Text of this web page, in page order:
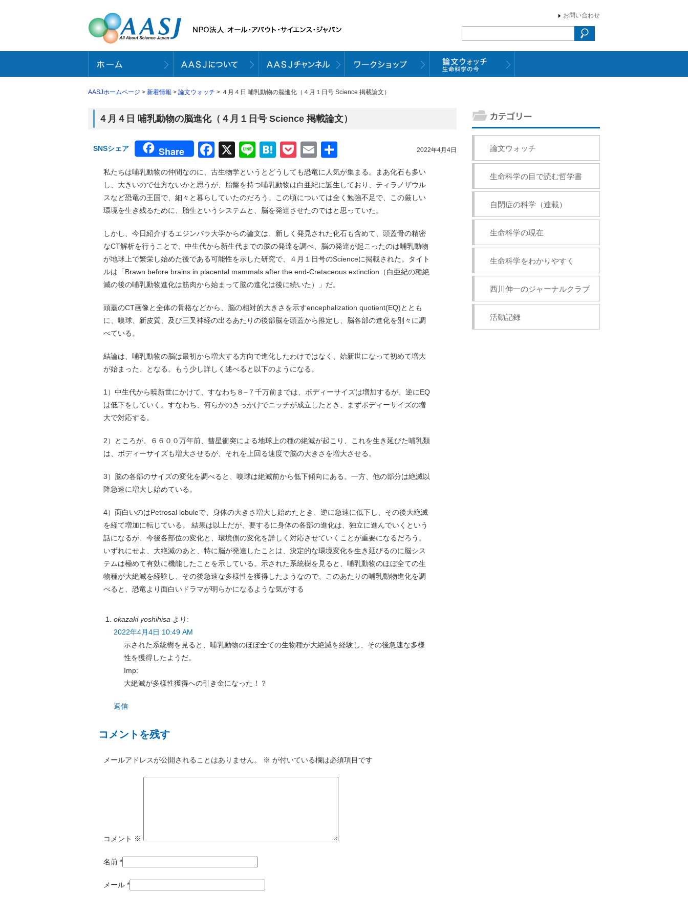
お問い合わせ
AASJホームページ > 新着情報 > 論文ウォッチ > ４月４日 哺乳動物の脳進化（４月１日号 Science 掲載論文）
４月４日 哺乳動物の脳進化（４月１日号 Science 掲載論文）
2022年4月4日
SNSシェア Share Facebook
X LineHatena
Pocket
Email
有
私たちは哺乳動物の仲間なのに、古生物学というとどうしても恐竜に人気が集まる。まあ化石も多い
し、大きいので仕方ないかと思うが、胎盤を持つ哺乳動物は白亜紀に誕生しており、ティラノザウル
スなど恐竜の王国で、細々と暮らしていたのだろう。この頃については全く勉強不足で、この厳しい
環境を生き残るために、胎生というシステムと、脳を発達させたのではと思っていた。
しかし、今日紹介するエジンバラ大学からの論文は、新しく発見された化石も含めて、頭蓋骨の精密
なCT解析を行うことで、中生代から新生代までの脳の発達を調べ、脳の発達が起こったのは哺乳動物
が地球上で繁栄し始めた後である可能性を示した研究で、４月１日号のScienceに掲載された。タイト
ルは「Brawn before brains in placental mammals after the end-Cretaceous extinction（白亜紀の種絶
滅の後の哺乳動物進化は筋肉から始まって脳の進化は後に続いた）」だ。
頭蓋のCT画像と全体の骨格などから、脳の相対的大きさを示すencephalization quotient(EQ)ととも
に、嗅球、新皮質、及び三叉神経の出るあたりの後部脳を頭蓋から推定し、脳各部の進化を別々に調
べている。
結論は、哺乳動物の脳は最初から増大する方向で進化したわけではなく、始新世になって初めて増大
が始まった、となる。もう少し詳しく述べると以下のようになる。
1）中生代から暁新世にかけて、すなわち８−７千万前までは、ボディーサイズは増加するが、逆にEQ
は低下をしていく。すなわち、何らかのきっかけでニッチが成立したとき、まずボディーサイズの増
大で対応する。
2）ところが、６６００万年前、彗星衝突による地球上の種の絶滅が起こり、これを生き延びた哺乳類
は、ボディーサイズも増大させるが、それを上回る速度で脳の大きさを増大させる。
3）脳の各部のサイズの変化を調べると、嗅球は絶滅前から低下傾向にある。一方、他の部分は絶滅以
降急速に増大し始めている。
4）面白いのはPetrosal lobuleで、身体の大きさ増大し始めたとき、逆に急速に低下し、その後大絶滅
を経て増加に転じている。 結果は以上だが、要するに身体の各部の進化は、独立に進んでいくという
話になるが、今後各部位の変化と、環境側の変化を詳しく対応させていくことが重要になるだろう。
いずれにせよ、大絶滅のあと、特に脳が発達したことは、決定的な環境変化を生き延びるのに脳シス
テムは極めて有効に機能したことを示している。示された系統樹を見ると、哺乳動物のほぼ全ての生
物種が大絶滅を経験し、その後急速な多様性を獲得したようなので、このあたりの哺乳動物進化を調
べると、恐竜より面白いドラマが明らかになるような気がする
okazaki yoshihisa より:
2022年4月4日 10:49 AM
示された系統樹を見ると、哺乳動物のほぼ全ての生物種が大絶滅を経験し、その後急速な多様
性を獲得したようだ。
Imp:
大絶滅が多様性獲得への引き金になった！？
返信
コメントを残す
メールアドレスが公開されることはありません。 ※ が付いている欄は必須項目です
コメント ※
名前 *
メール *
論文ウォッチ
生命科学の目で読む哲学書
自閉症の科学（連載）
生命科学の現在
生命科学をわかりやすく
西川伸一のジャーナルクラブ
活動記録